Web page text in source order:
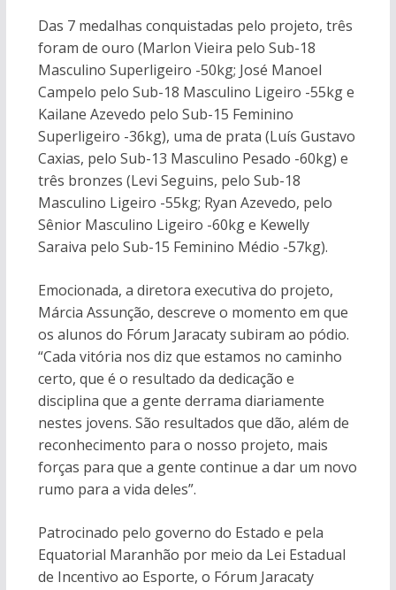
Das 7 medalhas conquistadas pelo projeto, três
foram de ouro (Marlon Vieira pelo Sub-18
Masculino Superligeiro -50kg; José Manoel
Campelo pelo Sub-18 Masculino Ligeiro -55kg e
Kailane Azevedo pelo Sub-15 Feminino
Superligeiro -36kg), uma de prata (Luís Gustavo
Caxias, pelo Sub-13 Masculino Pesado -60kg) e
três bronzes (Levi Seguins, pelo Sub-18
Masculino Ligeiro -55kg; Ryan Azevedo, pelo
Sênior Masculino Ligeiro -60kg e Kewelly
Saraiva pelo Sub-15 Feminino Médio -57kg).
Emocionada, a diretora executiva do projeto,
Márcia Assunção, descreve o momento em que
os alunos do Fórum Jaracaty subiram ao pódio.
“Cada vitória nos diz que estamos no caminho
certo, que é o resultado da dedicação e
disciplina que a gente derrama diariamente
nestes jovens. São resultados que dão, além de
reconhecimento para o nosso projeto, mais
forças para que a gente continue a dar um novo
rumo para a vida deles”.
Patrocinado pelo governo do Estado e pela
Equatorial Maranhão por meio da Lei Estadual
de Incentivo ao Esporte, o Fórum Jaracaty